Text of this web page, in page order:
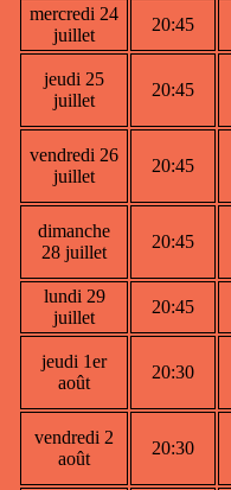
mercredi 24
juillet
20:45
jeudi 25
juillet
20:45
vendredi 26
juillet
20:45
dimanche
28 juillet
20:45
lundi 29
juillet
20:45
jeudi 1er
août
20:30
vendredi 2
août
20:30